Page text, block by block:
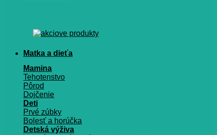
Matka a dieťa
Mamina
Tehotenstvo
Pôrod
Dojčenie
Deti
Prvé zúbky
Bolesť a horúčka
Detská výživa